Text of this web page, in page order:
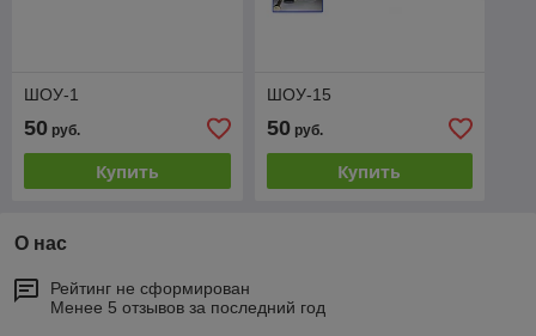
ШОУ-1
50 руб.
Купить
ШОУ-15
50руб.
Купить
О нас
Рейтинг не сформирован
Менее 5 отзывов за последний год